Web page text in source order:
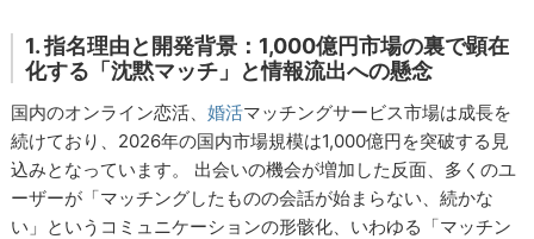
1. 指名理由と開発背景：1,000億円市場の裏で顕在
化する「沈黙マッチ」と情報流出への懸念
国内のオンライン恋活、婚活マッチングサービス市場は成長を
続けており、2026年の国内市場規模は1,000億円を突破する見
込みとなっています。 出会いの機会が増加した反面、多くのユ
ーザーが「マッチングしたものの会話が始まらない、続かな
い」というコミュニケーションの形骸化、いわゆる「マッチン